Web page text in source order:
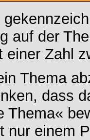
auf der
einer Zahl
Thema
dass
Thema«
nur einem